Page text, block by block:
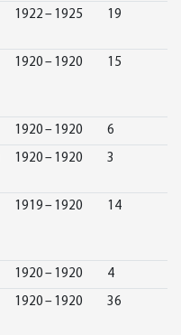
1922 – 1925 19
1920 – 1920 15
1920 – 1920 6
1920 – 1920 3
1919 – 1920 14
1920 – 1920 4
1920 – 1920 36